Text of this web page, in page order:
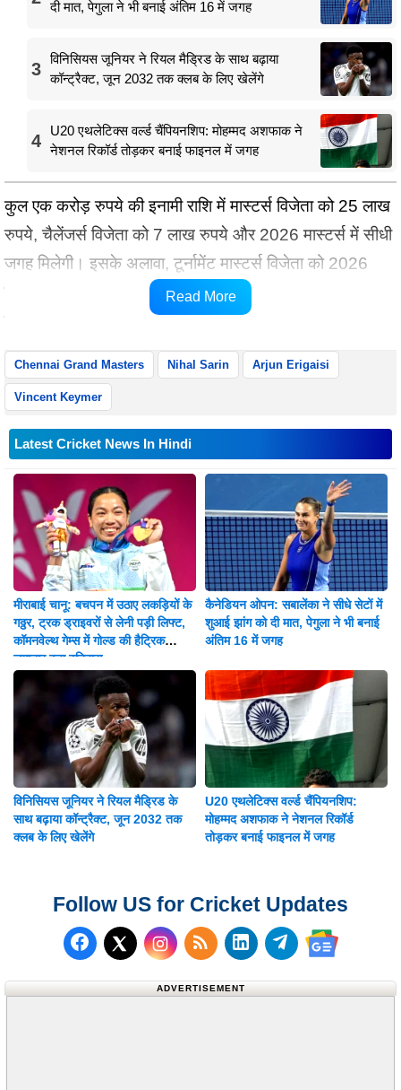
दी मात, पेगुला ने भी बनाई अंतिम 16 में जगह
3
विनिसियस जूनियर ने रियल मैड्रिड के साथ बढ़ाया
कॉन्ट्रैक्ट, जून 2032 तक क्लब के लिए खेलेंगे
4
U20 एथलेटिक्स वर्ल्ड चैंपियनशिप: मोहम्मद अशफाक ने
नेशनल रिकॉर्ड तोड़कर बनाई फाइनल में जगह
कुल एक करोड़ रुपये की इनामी राशि में मास्टर्स विजेता को 25 लाख
रुपये, चैलेंजर्स विजेता को 7 लाख रुपये और 2026 मास्टर्स में सीधी
जगह मिलेगी। इसके अलावा, टूर्नामेंट मास्टर्स विजेता को 2026
कैंडिडेट्स क्वालिफिकेशन के लिए 24.5 फिडे सर्किट अंक भी
Read More
Chennai Grand Masters Nihal Sarin Arjun Erigaisi
Vincent Keymer
Latest Cricket News In Hindi
मीराबाई चानू: बचपन में उठाए लकड़ियों के
गठ्ठर, ट्रक ड्राइवरों से लेनी पड़ी लिफ्ट,
कॉमनवेल्थ गेम्स में गोल्ड की हैट्रिक
लगातार रचा इतिहास
कैनेडियन ओपन: सबालेंका ने सीधे सेटों में
शुआई झांग को दी मात, पेगुला ने भी बनाई
अंतिम 16 में जगह
विनिसियस जूनियर ने रियल मैड्रिड के
साथ बढ़ाया कॉन्ट्रैक्ट, जून 2032 तक
क्लब के लिए खेलेंगे
U20 एथलेटिक्स वर्ल्ड चैंपियनशिप:
मोहम्मद अशफाक ने नेशनल रिकॉर्ड
तोड़कर बनाई फाइनल में जगह
Follow US for Cricket Updates
Follow us on Facebook
Follow us on X (Twitter)
Subscribe to our RSS
Follow us on
Follow us on
Follow us
ADVERTISEMENT